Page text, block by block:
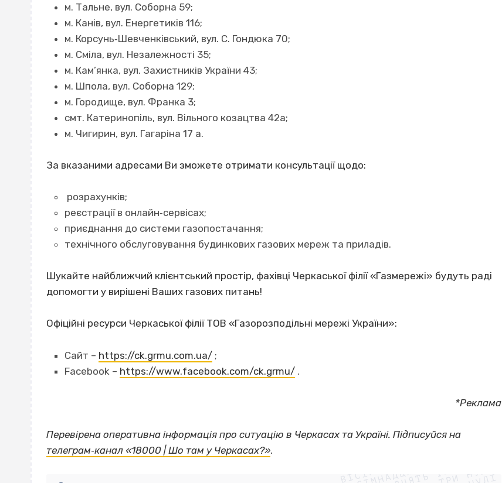
м. Тальне, вул. Соборна 59;
м. Канів, вул. Енергетиків 116;
м. Корсунь‐Шевченківський, вул. С. Гондюка 70;
м. Сміла, вул. Незалежності 35;
м. Кам’янка, вул. Захистників України 43;
м. Шпола, вул. Соборна 129;
м. Городище, вул. Франка 3;
смт. Катеринопіль, вул. Вільного козацтва 42а;
м. Чигирин, вул. Гагаріна 17 а.
За вказаними адресами Ви зможете отримати консультації щодо:
розрахунків;
реєстрації в онлайн‐сервісах;
приєднання до системи газопостачання;
технічного обслуговування будинкових газових мереж та приладів.
Шукайте найближчий клієнтський простір, фахівці Черкаської філії «Газмережі» будуть раді
допомогти у вирішені Ваших газових питань!
Офіційні ресурси Черкаської філії ТОВ «Газорозподільні мережі України»:
Сайт – https://ck.grmu.com.ua/;
Facebook – https://www.facebook.com/ck.grmu/.
*Реклама
Перевірена оперативна інформація про ситуацію в Черкасах та Україні. Підписуйся на
телеграм‐канал «18000 | Шо там у Черкасах?». ВІСІМНАДЦЯТЬ ТРИ НУЛІ
ВІСІМНАДЦЯТЬ ТРИ НУЛІ